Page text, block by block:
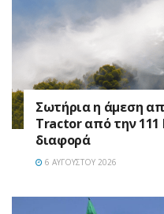
Σωτήρια η άμεση
Tractor από την 111
διαφορά
6 ΑΥΓΟΎΣΤΟΥ 2026